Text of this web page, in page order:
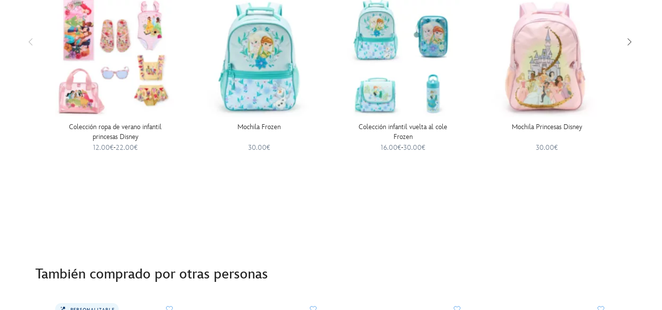
Colección ropa de verano infantil
princesas Disney
12.00€-22.00€
Mochila Frozen
30.00€
Colección infantil vuelta al cole
Frozen
16.00€-30.00€
Mochila Princesas Disney
30.00€
También comprado por otras personas